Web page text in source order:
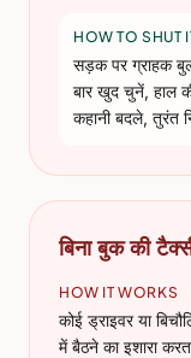
HOW TO SHUT
सड़क पर ग्राहक
बार खुद चुनें, हाल
कहानी बदले, तुरंत
बिना बुक की
HOW IT WORKS
कोई ड्राइवर या
में बैठने का इशारा